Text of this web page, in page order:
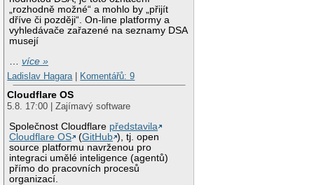
„rozhodně možné“ a mohlo by „přijít
dříve či později“. On-line platformy a
vyhledávače zařazené na seznamy DSA
musejí
…více »
Ladislav Hagara| Komentářů: 9
Cloudflare OS
5.8. 17:00 | Zajímavý software
Společnost Cloudflare představila
Cloudflare OS
(GitHub ), tj. open
source platformu navrženou pro
integraci umělé inteligence (agentů)
přímo do pracovních procesů
organizací.